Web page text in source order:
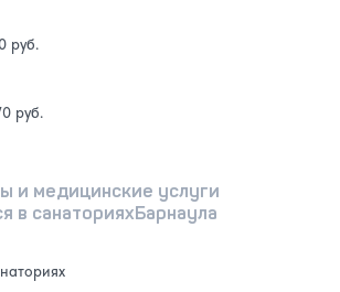
руб.
руб.
и медицинские услуги
в санаторияхБарнаула